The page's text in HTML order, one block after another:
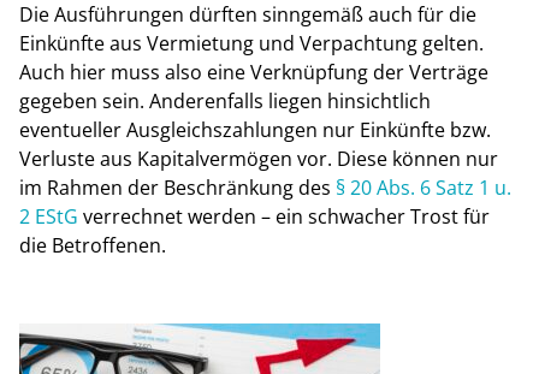
Die Ausführungen dürften sinngemäß auch für die
Einkünfte aus Vermietung und Verpachtung gelten.
Auch hier muss also eine Verknüpfung der Verträge
gegeben sein. Anderenfalls liegen hinsichtlich
eventueller Ausgleichszahlungen nur Einkünfte bzw.
Verluste aus Kapitalvermögen vor. Diese können nur
im Rahmen der Beschränkung des § 20 Abs. 6 Satz 1 u.
2 EStG verrechnet werden – ein schwacher Trost für
die Betroffenen.